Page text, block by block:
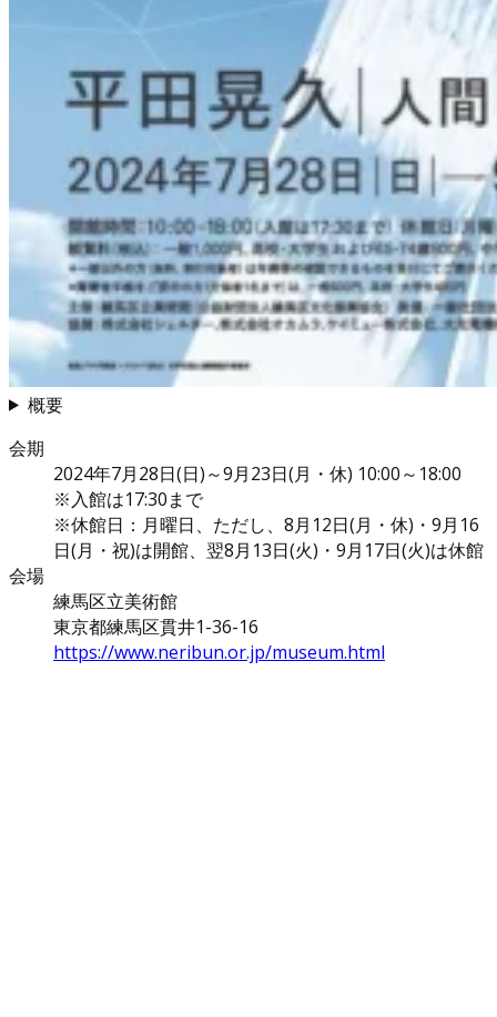
概要
会期
2024年7月28日(日)～9月23日(月・休) 10:00～18:00
※入館は17:30まで
※休館日：月曜日、ただし、8月12日(月・休)・9月16
日(月・祝)は開館、翌8月13日(火)・9月17日(火)は休館
会場
練馬区立美術館
東京都練馬区貫井1-36-16
https://www.neribun.or.jp/museum.html